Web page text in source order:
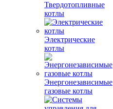
Твердотопливные
котлы
Электрические
котлы
Энергонезависимые
газовые котлы